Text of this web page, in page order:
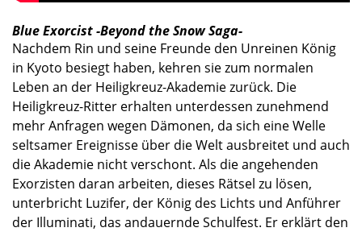
Blue Exorcist -Beyond the Snow Saga-
Nachdem Rin und seine Freunde den Unreinen König
in Kyoto besiegt haben, kehren sie zum normalen
Leben an der Heiligkreuz-Akademie zurück. Die
Heiligkreuz-Ritter erhalten unterdessen zunehmend
mehr Anfragen wegen Dämonen, da sich eine Welle
seltsamer Ereignisse über die Welt ausbreitet und auch
die Akademie nicht verschont. Als die angehenden
Exorzisten daran arbeiten, dieses Rätsel zu lösen,
unterbricht Luzifer, der König des Lichts und Anführer
der Illuminati, das andauernde Schulfest. Er erklärt den